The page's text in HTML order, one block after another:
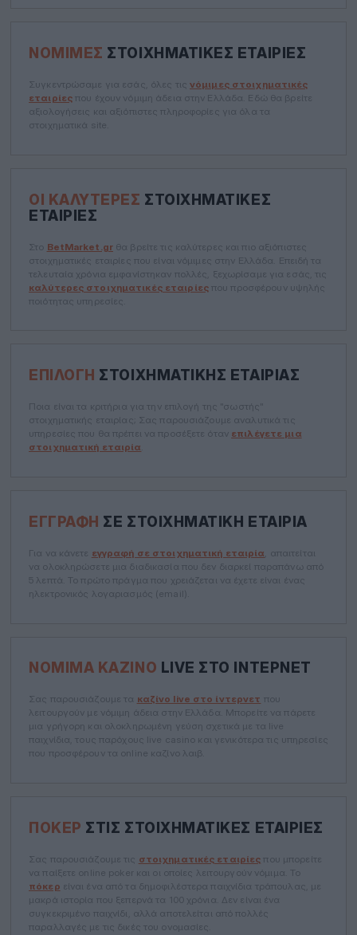
ΝΌΜΙΜΕΣ ΣΤΟΙΧΗΜΑΤΙΚΈΣ ΕΤΑΙΡΊΕΣ
Συγκεντρώσαμε για εσάς, όλες τις νόμιμες στοιχηματικές
εταιρίες που έχουν νόμιμη άδεια στην Ελλάδα. Εδώ θα βρείτε
αξιολογήσεις και αξιόπιστες πληροφορίες για όλα τα
στοιχηματικά site.
ΟΙ ΚΑΛΎΤΕΡΕΣ ΣΤΟΙΧΗΜΑΤΙΚΈΣ
ΕΤΑΙΡΊΕΣ
Στο BetMarket.grθα βρείτε τις καλύτερες και πιο αξιόπιστες
στοιχηματικές εταιρίες που είναι νόμιμες στην Ελλάδα. Επειδή τα
τελευταία χρόνια εμφανίστηκαν πολλές, ξεχωρίσαμε για εσάς, τις
καλύτερες στοιχηματικές εταιρίεςπου προσφέρουν υψηλής
ποιότητας υπηρεσίες.
ΕΠΙΛΟΓΉ ΣΤΟΙΧΗΜΑΤΙΚΉΣ ΕΤΑΙΡΊΑΣ
Ποια είναι τα κριτήρια για την επιλογή της "σωστής"
στοιχηματικής εταιρίας; Σας παρουσιάζουμε αναλυτικά τις
υπηρεσίες που θα πρέπει να προσέξετε όταν επιλέγετε μια
στοιχηματική εταιρία
ΕΓΓΡΑΦΉ ΣΕ ΣΤΟΙΧΗΜΑΤΙΚΉ ΕΤΑΙΡΊΑ
Για να κάνετε εγγραφή σε στοιχηματική εταιρία , απαιτείται
να ολοκληρώσετε μια διαδικασία που δεν διαρκεί παραπάνω από
5 λεπτά. Το πρώτο πράγμα που χρειάζεται να έχετε είναι ένας
ηλεκτρονικός λογαριασμός (email).
ΝΌΜΙΜΑ ΚΑΖΊΝΟ LIVE ΣΤΟ ΊΝΤΕΡΝΕΤ
Σας παρουσιάζουμε τα καζίνο live στο ίντερνετ που
λειτουργούν με νόμιμη άδεια στην Ελλάδα. Μπορείτε να πάρετε
μια γρήγορη και ολοκληρωμένη γεύση σχετικά με τα live
παιχνίδια, τους παρόχους live casino και γενικότερα τις υπηρεσίες
που προσφέρουν τα online καζίνο λαιβ.
ΠΌΚΕΡ ΣΤΙΣ ΣΤΟΙΧΗΜΑΤΙΚΈΣ ΕΤΑΙΡΊΕΣ
Σας παρουσιάζουμε τις στοιχηματικές εταιρίες που μπορείτε
να παίξετε online poker και οι οποίες λειτουργούν νόμιμα. Το
πόκερ είναι ένα από τα δημοφιλέστερα παιχνίδια τράπουλας, με
μακρά ιστορία που ξεπερνά τα 100 χρόνια. Δεν είναι ένα
συγκεκριμένο παιχνίδι, αλλά αποτελείται από πολλές
παραλλαγές με τις δικές του ονομασίες.